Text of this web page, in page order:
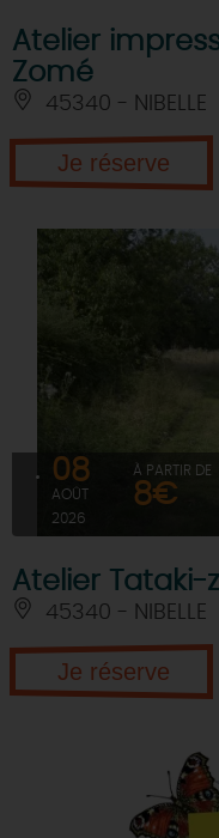
Atelier
Zomé
45340 - NIBELLE
Je réserve
08
AOÛT
2026
À PARTIR DE
8€
Atelier Tataki-
45340 - NIBELLE
Je réserve